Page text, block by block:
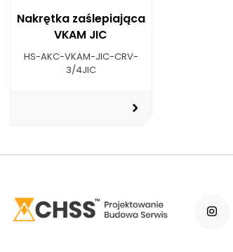
Nakrętka zaślepiająca
VKAM JIC
HS-AKC-VKAM-JIC-CRV-
3/4JIC